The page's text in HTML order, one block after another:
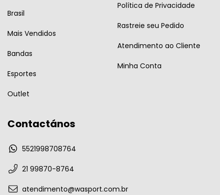
Brasil
Mais Vendidos
Bandas
Esportes
Outlet
Política de Privacidade
Rastreie seu Pedido
Atendimento ao Cliente
Minha Conta
Contactános
5521998708764
21 99870-8764
atendimento@wasport.com.br